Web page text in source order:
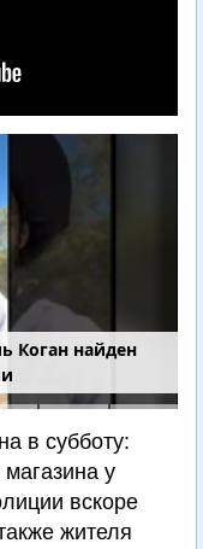
Коган найден
в субботу:
у
вскоре
жителя